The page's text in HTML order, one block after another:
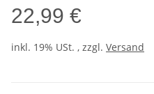
22,99 €
inkl. 19% USt. , zzgl. Versand